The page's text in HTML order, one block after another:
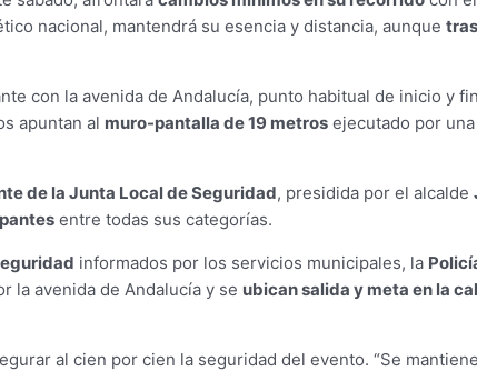
nacional, mantendrá su esencia y distancia, aunque
con la avenida de Andalucía, punto habitual de inicio y
apuntan al muro-pantalla de 19 metros ejecutado por
de la Junta Local de Seguridad, presidida por el alcalde
entre todas sus categorías.
informados por los servicios municipales, la
la avenida de Andalucía y se ubican salida y meta en la
al cien por cien la seguridad del evento. “Se